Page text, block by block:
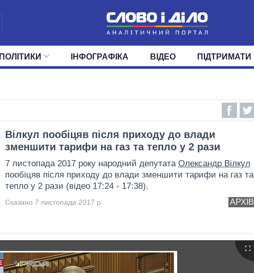
СВІТ
ПОЛIТИКИ
ОКРУГИ
ІНФОГРАФІКА ВІДЕО ПІДТРИМАТИ
Вілкул пообіцяв після приходу до влади
зменшити тарифи на газ та тепло у 2 рази
7 листопада 2017 року народний депутата Олександр Вілкул
пообіцяв після приходу до влади зменшити тарифи на газ та
тепло у 2 рази (відео 17:24 - 17:38).
АРХІВ
Сказано 7 листопада 2017 р.